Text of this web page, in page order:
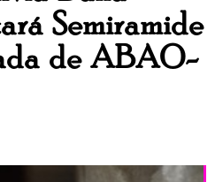
Semiramide
de ABAO-